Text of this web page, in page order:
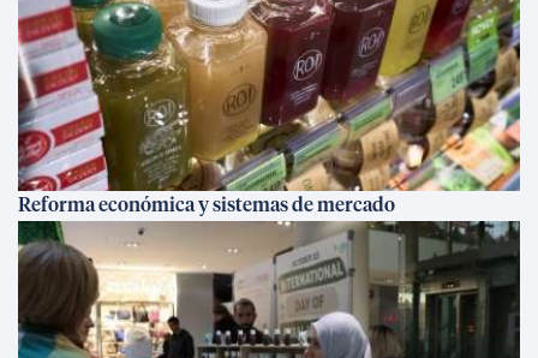
Reforma económica y sistemas de mercado